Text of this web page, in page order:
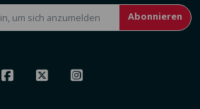
Abonnieren